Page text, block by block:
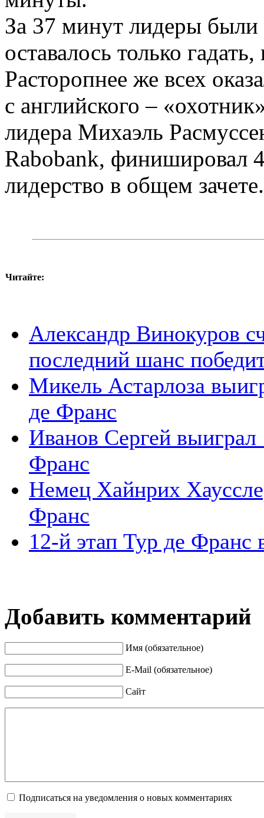
За 37 минут лидеры были
оставалось только
Расторопнее же всех
с английского –
лидера Михаэль
Rabobank, финишировал
лидерство в общем зачете.
Читайте:
Александр Винокуров
последний шанс
Микель Астарлоза
де Франс
Иванов Сергей
Франс
Немец Хайнрих
Франс
12-й этап Тур де
Добавить комментарий
Имя (обязательное)
E-Mail (обязательное)
Сайт
Подписаться на уведомления о новых комментариях